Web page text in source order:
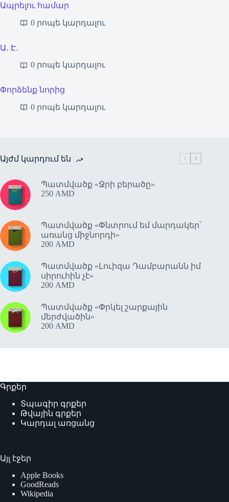
Ապրելու համար
0 րոպե կարդալու
Ա․ Է․
0 րոպե կարդալու
Փորձենք նորից
0 րոպե կարդալու
Այժմ կարդում են
Պատմվածք «Ջրի բերածը»
250 AMD
Պատմվածք «Փնտրում եմ մարդակեր՝
առանց միջնորդի»
200 AMD
Պատմվածք «Լուիզա Դամբարանն իմ
սիրուհին չէ»
200 AMD
Պատմվածք «Փրկել շարքային
մերժվածին»
200 AMD
Գրքեր
Տպագիր գրքեր
Թվային գրքեր
Կարդալ առցանց
Այլ էջեր
Apple Books
GoodReads
Wikipedia